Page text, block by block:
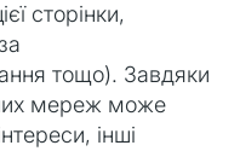
сторінки,
тощо). Завдяки
мереж може
інші